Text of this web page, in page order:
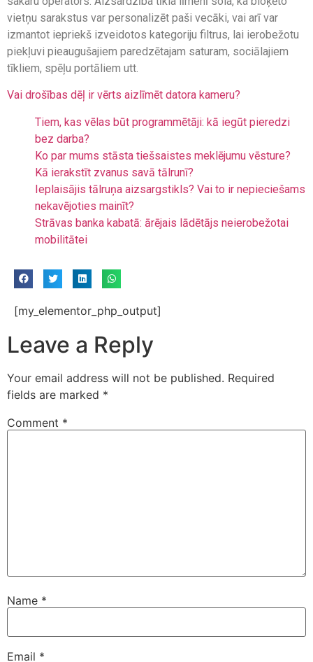
vietņu sarakstus var personalizēt paši vecāki, vai arī var
izmantot iepriekš izveidotos kategoriju filtrus, lai ierobežotu
piekļuvi pieaugušajiem paredzētajam saturam, sociālajiem
tīkliem, spēļu portāliem utt.
Vai drošības dēļ ir vērts aizlīmēt datora kameru?
Tiem, kas vēlas būt programmētāji: kā iegūt pieredzi
bez darba?
Ko par mums stāsta tiešsaistes meklējumu vēsture?
Kā ierakstīt zvanus savā tālrunī?
Ieplaisājis tālruņa aizsargstikls? Vai to ir nepieciešams
nekavējoties mainīt?
Strāvas banka kabatā: ārējais lādētājs neierobežotai
mobilitātei
[my_elementor_php_output]
Leave a Reply
Your email address will not be published. Required
fields are marked *
Comment *
Name *
Email *